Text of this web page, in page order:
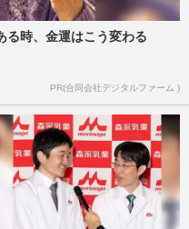
る時、金運はこう変わる
PR(合同会社デジタルファーム )